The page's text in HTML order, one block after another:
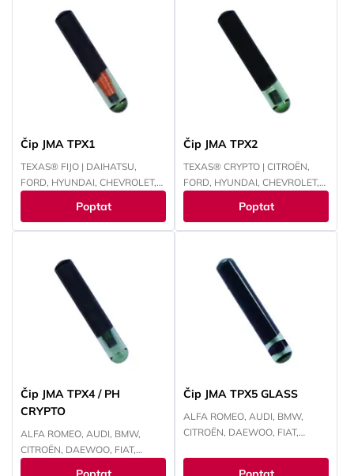
Čip JMA TPX1
TEXAS® FIJO | DAIHATSU,
FORD, HYUNDAI, CHEVROLET,
MAZDA, MERCURY, MITSUBISHI,
PANOZ, PERODUA, PROTON,
Poptat
Čip JMA TPX2
TEXAS® CRYPTO | CITROËN,
FORD, HYUNDAI, CHEVROLET,
KIA, MAZDA, MITSUBISHI,
NISSAN, PEUGEOT, RENAULT,
YAMAHA
Poptat
Čip JMA TPX4 / PH
CRYPTO
ALFA ROMEO, AUDI, BMW,
CITROËN, DAEWOO, FIAT,
Čip JMA TPX5 GLASS
ALFA ROMEO, AUDI, BMW,
CITROËN, DAEWOO, FIAT,
CHEVROLET, CHRYSLER, ISUZU,